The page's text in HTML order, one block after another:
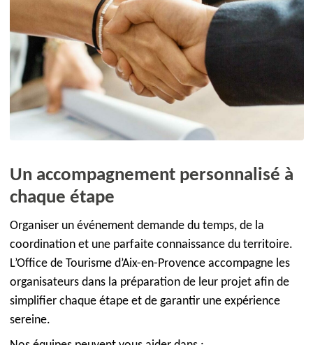
Un accompagnement personnalisé à
chaque étape
Organiser un événement demande du temps, de la
coordination et une parfaite connaissance du territoire.
L’Office de Tourisme d’Aix-en-Provence accompagne les
organisateurs dans la préparation de leur projet afin de
simplifier chaque étape et de garantir une expérience
sereine.